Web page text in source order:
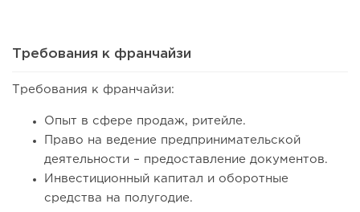
Требования к франчайзи
Требования к франчайзи:
Опыт в сфере продаж, ритейле.
Право на ведение предпринимательской
деятельности – предоставление документов.
Инвестиционный капитал и оборотные
средства на полугодие.